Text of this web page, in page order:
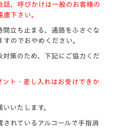
話、呼びかけは一般のお客様の
下さい。
立ち止まる、通路をふさぐな
のでおやめください。
策のため、下記にご協力くだ
ト・差し入れはお受けできか
いたします。
れているアルコールで手指消